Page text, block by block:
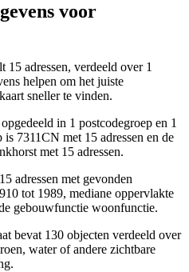
voor
adressen, verdeeld over 1
helpen om het juiste
sneller te vinden.
in 1 postcodegroep en 1
7311CN met 15 adressen en de
met 15 adressen.
adressen met gevonden
tot 1989, mediane oppervlakte
gebouwfunctie woonfunctie.
bevat 130 objecten verdeeld over
water of andere zichtbare